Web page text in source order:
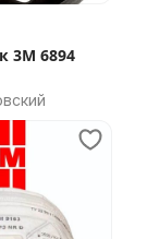
6894